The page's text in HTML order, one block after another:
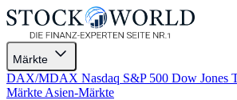
Märkte
DAX/MDAX Nasdaq S&P 500 Dow Jones
Märkte Asien-Märkte